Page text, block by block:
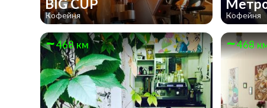
BIG CUP
Кофейня Кофейня
468 км 468